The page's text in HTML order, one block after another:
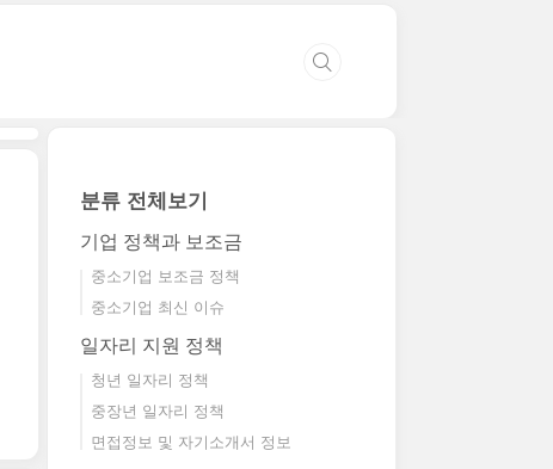
분류 전체보기
기업 정책과 보조금
중소기업 보조금 정책
중소기업 최신 이슈
일자리 지원 정책
청년 일자리 정책
중장년 일자리 정책
면접정보 및 자기소개서 정보